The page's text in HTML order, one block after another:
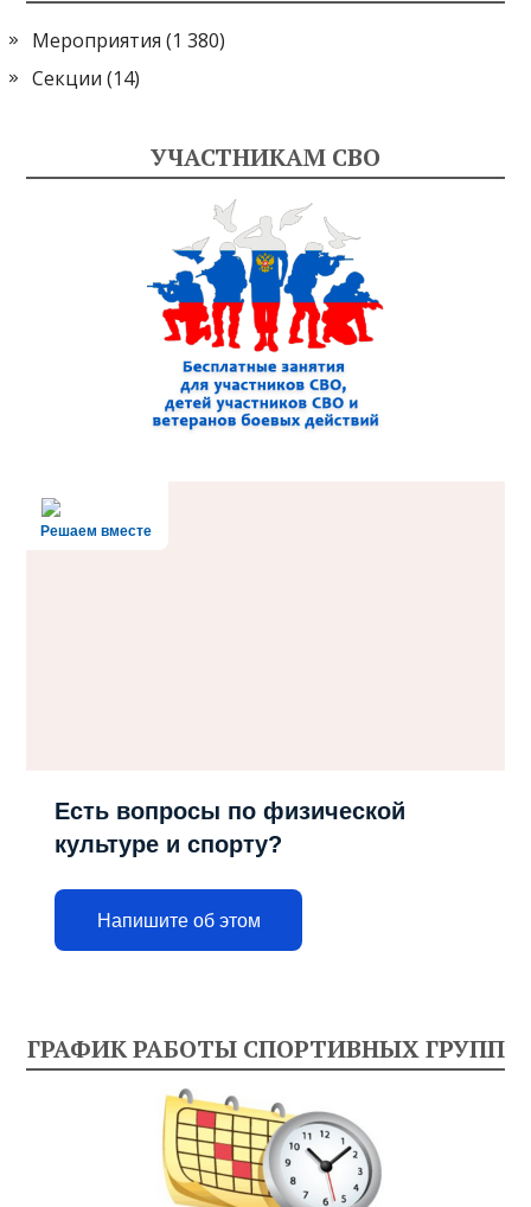
Мероприятия (1 380)
Секции (14)
УЧАСТНИКАМ СВО
Решаем вместе
Есть вопросы по физической
культуре и спорту?
Напишите об этом
ГРАФИК РАБОТЫ СПОРТИВНЫХ ГРУПП